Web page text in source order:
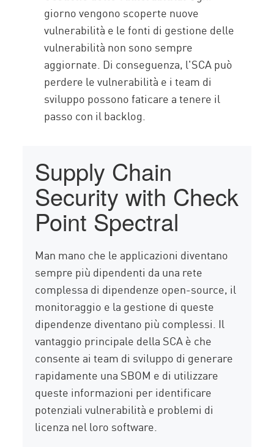
giorno vengono scoperte nuove
vulnerabilità e le fonti di gestione delle
vulnerabilità non sono sempre
aggiornate. Di conseguenza, l'SCA può
perdere le vulnerabilità e i team di
sviluppo possono faticare a tenere il
passo con il backlog.
Supply Chain
Security with Check
Point Spectral
Man mano che le applicazioni diventano
sempre più dipendenti da una rete
complessa di dipendenze open-source, il
monitoraggio e la gestione di queste
dipendenze diventano più complessi. Il
vantaggio principale della SCA è che
consente ai team di sviluppo di generare
rapidamente una SBOM e di utilizzare
queste informazioni per identificare
potenziali vulnerabilità e problemi di
licenza nel loro software.